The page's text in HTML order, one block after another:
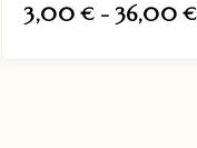
3,00€ - 36,00€